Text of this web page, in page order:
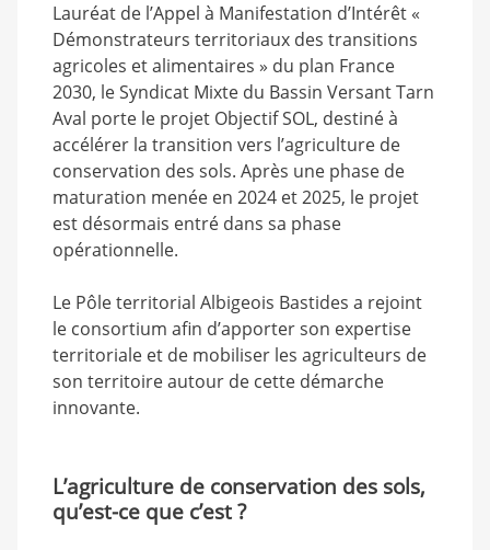
Lauréat de l’Appel à Manifestation d’Intérêt «
Démonstrateurs territoriaux des transitions
agricoles et alimentaires » du plan France
2030, le Syndicat Mixte du Bassin Versant Tarn
Aval porte le projet Objectif SOL, destiné à
accélérer la transition vers l’agriculture de
conservation des sols. Après une phase de
maturation menée en 2024 et 2025, le projet
est désormais entré dans sa phase
opérationnelle.
Le Pôle territorial Albigeois Bastides a rejoint
le consortium afin d’apporter son expertise
territoriale et de mobiliser les agriculteurs de
son territoire autour de cette démarche
innovante.
L’agriculture de conservation des sols,
qu’est-ce que c’est ?